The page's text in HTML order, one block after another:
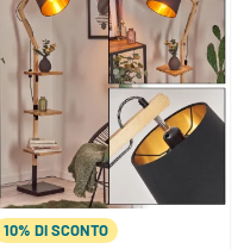
10% DI SCONTO